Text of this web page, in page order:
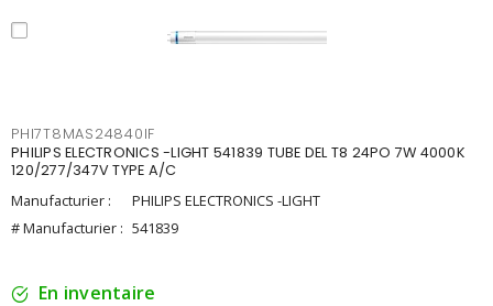
PHI7T8MAS24840IF
PHILIPS ELECTRONICS -LIGHT 541839 TUBE DEL T8 24PO 7W 4000K
120/277/347V TYPE A/C
Manufacturier :
PHILIPS ELECTRONICS -LIGHT
# Manufacturier : 541839
En inventaire